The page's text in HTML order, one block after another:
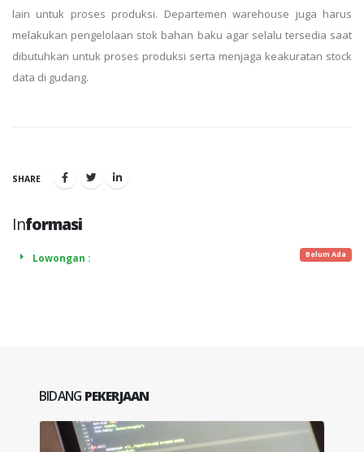
lain untuk proses produksi. Departemen warehouse juga harus
melakukan pengelolaan stok bahan baku agar selalu tersedia saat
dibutuhkan untuk proses produksi serta menjaga keakuratan stock
data di gudang.
SHARE
Informasi
Lowongan : Belum Ada
BIDANG PEKERJAAN